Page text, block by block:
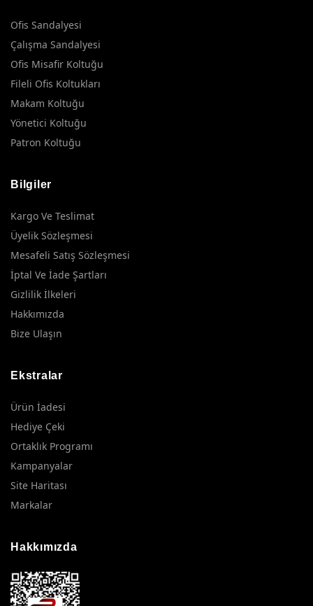
Ofis Sandalyesi
Çalışma Sandalyesi
Ofis Misafir Koltuğu
Fileli Ofis Koltukları
Makam Koltuğu
Yönetici Koltuğu
Patron Koltuğu
Bilgiler
Kargo Ve Teslimat
Üyelik Sözleşmesi
Mesafeli Satış Sözleşmesi
İptal Ve İade Şartları
Gizlilik İlkeleri
Hakkımızda
Bize Ulaşın
Ekstralar
Ürün İadesi
Hediye Çeki
Ortaklık Programı
Kampanyalar
Site Haritası
Markalar
Hakkımızda